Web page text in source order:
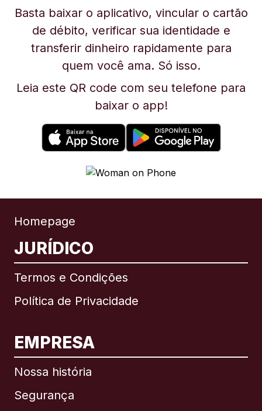
Basta baixar o aplicativo, vincular o cartão
de débito, verificar sua identidade e
transferir dinheiro rapidamente para
quem você ama. Só isso.
Leia este QR code com seu telefone para
baixar o app!
Homepage
JURÍDICO
Termos e Condições
Política de Privacidade
EMPRESA
Nossa história
Segurança